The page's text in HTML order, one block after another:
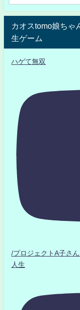
カオスtomo娘ちゃ
生ゲーム
ハゲて無双
/プロジェクトA子さ
人生